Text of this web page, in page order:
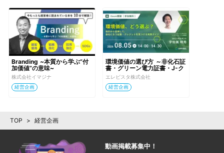
Branding ~本質から学ぶ”付
加価値”の意味~
株式会社イマジナ
経営企画
環境価値の選び方 ～非化石証
書・グリーン電力証書・J-ク
レジットの違いと選定フロー
～
エレビスタ株式会社
経営企画
TOP > 経営企画
動画掲載募集中！